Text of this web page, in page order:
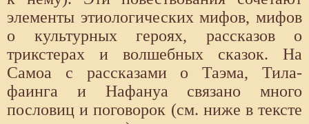
элементы этиологических мифов, мифов
о культурных героях, рассказов о
трикстерах и волшебных сказок. На
Самоа с рассказами о Таэма, Тила-
фаинга и Нафануа связано много
пословиц и поговорок (см. ниже в тексте